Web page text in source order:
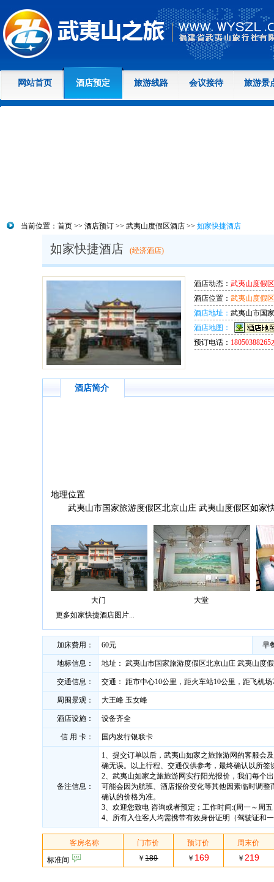
网站首页 酒店预定 旅游线路 会议接待 旅游景
当前位置： 首页 >> 酒店预订 >> 武夷山度假区酒店 >> 如家快捷酒店
如家快捷酒店(经济酒店)
酒店动态：武夷山度假
酒店位置：武夷山度假
酒店地址：武夷山市国
酒店地图：
预订电话：
酒店简介
地理位置
武夷山市国家旅游度假区北京山庄 武夷山度假区如家
大门
大堂
更多如家快捷酒店图片...
加床费用： 60元 早
地标信息： 地址： 武夷山市国家旅游度假区北京山庄 武夷山度
交通信息： 交通： 距市中心10公里，距火车站10公里，距飞机
周围景观： 大王峰 玉女峰
酒店设施： 设备齐全
信 用 卡： 国内发行银联卡
备注信息：
1、提交订单以后，武夷山如家之旅旅游网的客服会
确无误。以上行程、交通仅供参考，最终确认以所签
2、武夷山如家之旅旅游网实行阳光报价，我们每个
可能会因为航班、酒店报价变化等其他因素临时调
确认的价格为准。
3、欢迎您致电 咨询或者预定；工作时间:(周一～周五
4、所有入住客人均需携带有效身份证明（驾驶证和
客房名称 门市价 预订价
周末价
标准间
￥189 ￥ 169 ￥219